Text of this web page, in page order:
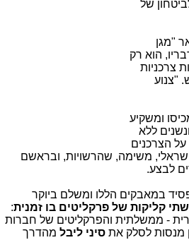
של
"מגן
הוא רק
צרכניות
"צנוע
ומשקיע
ללא
על הצרכנים
משימה, שהרשויות, ובראשם
לבצע.
במאבקים הללו ומשלם ביוקר
שתי קליקות של פרקליטים בו זמנית:
- ממשלתית והפרקליטים של חברות
מנסות לסלק את סיני ליבל מהדרך